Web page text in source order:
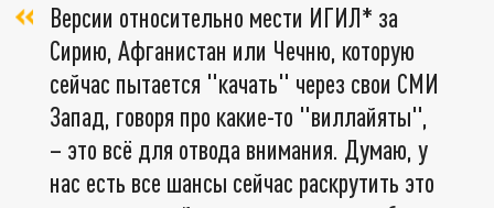
Версии относительно мести ИГИЛ* за
Сирию, Афганистан или Чечню, которую
сейчас пытается "качать" через свои СМИ
Запад, говоря про какие-то "виллайяты",
– это всё для отвода внимания. Думаю, у
нас есть все шансы сейчас раскрутить это